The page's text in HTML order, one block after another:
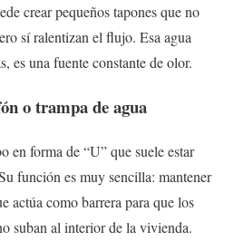
crear pequeños tapones que no
sí ralentizan el flujo. Esa agua
es una fuente constante de olor.
o trampa de agua
en forma de “U” que suele estar
función es muy sencilla: mantener
actúa como barrera para que los
suban al interior de la vivienda.